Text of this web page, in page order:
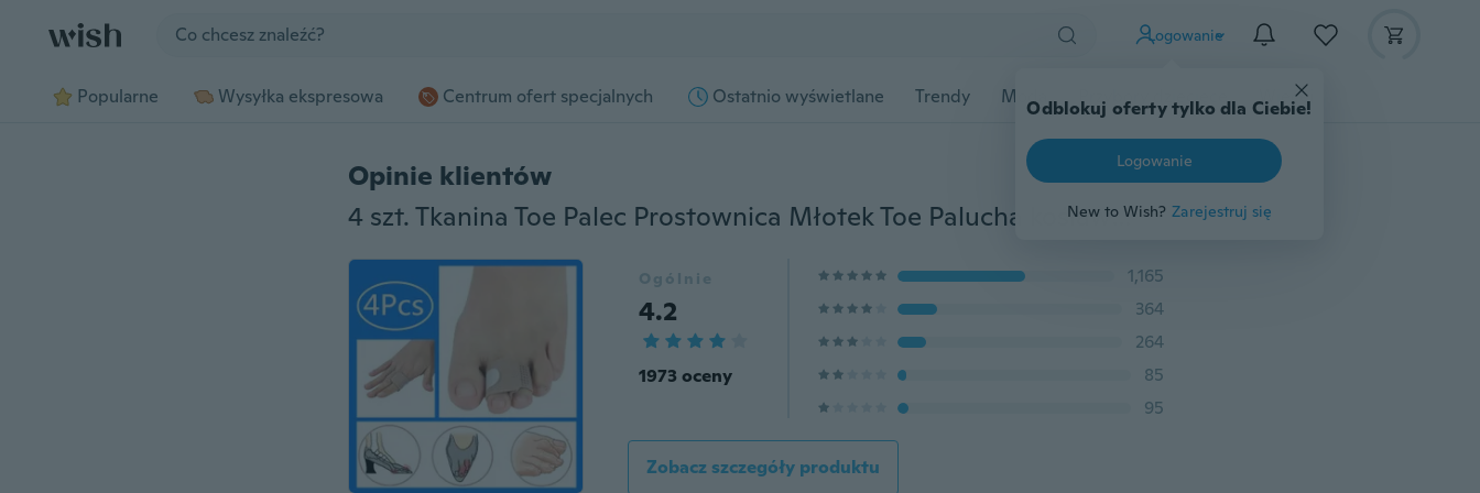
Logowanie
Odblokuj oferty tylko dla Ciebie!
Logowanie
New to Wish? Zarejestruj się
Popularne Wysyłka ekspresowa Centrum ofert specjalnych Ostatnio wyświetlane Trendy Moda Przybory dziecięce Więcej
Opinie klientów
4 szt. Tkanina Toe Palec Prostownica Młotek Toe Palucha koślawego Korektor Bandaż Toe Separator Owijki Okłady Pielęgnacja stóp
Ogólnie
4.2
1973 oceny
1,165
364
264
85
95
Zobacz szczegóły produktu